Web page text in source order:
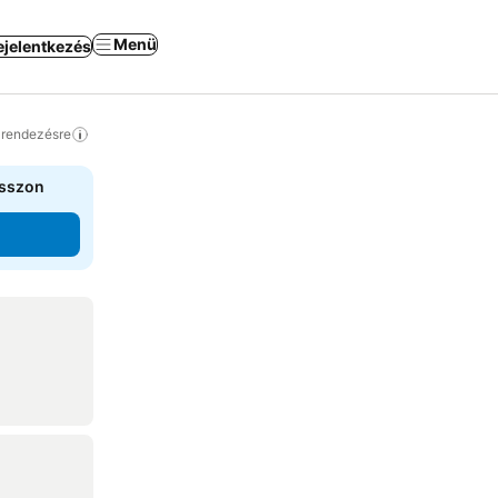
Menü